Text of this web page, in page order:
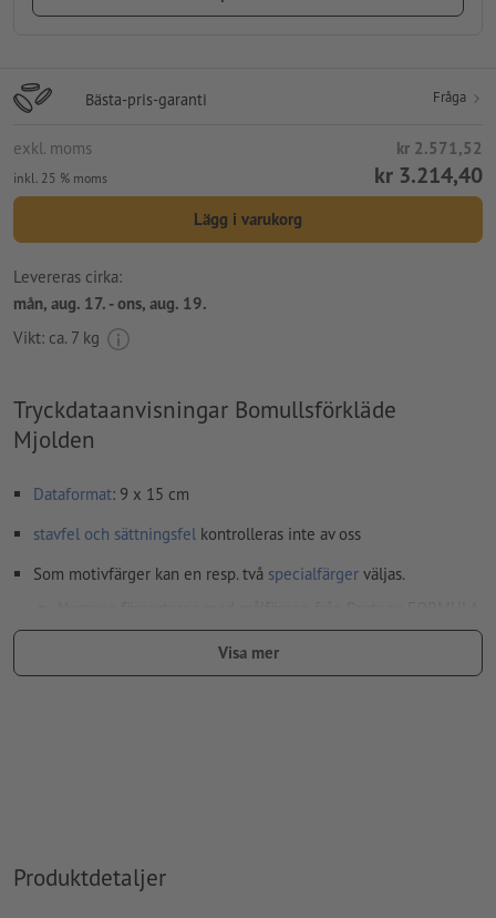
Bästa-pris-garanti Fråga
exkl. moms kr 2.571,52
inkl. 25 % moms kr 3.214,40
Lägg i varukorg
Levereras cirka:
mån, aug. 17. - ons, aug. 19.
Vikt: ca. 7 kg
Tryckdataanvisningar Bomullsförkläde
Mjolden
Dataformat: 9 x 15 cm
stavfel och sättningsfel kontrolleras inte av oss
Som motivfärger kan en resp. två specialfärger väljas.
GUIDE Solid Coated (t.ex. ”Pantone 286 C”).
Inga metallic- eller neonfärger möjliga.
Visa mer
Produktdetaljer